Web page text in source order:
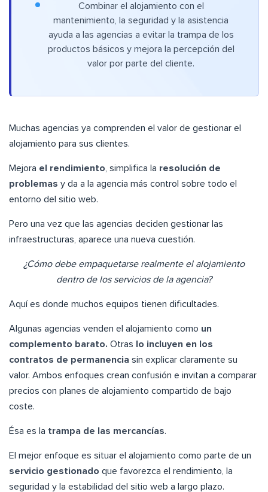
Combinar el alojamiento con el
mantenimiento, la seguridad y la asistencia
ayuda a las agencias a evitar la trampa de los
productos básicos y mejora la percepción del
valor por parte del cliente.
Muchas agencias ya comprenden el valor de gestionar el
alojamiento para sus clientes.
Mejora el rendimiento , simplifica la resolución de
problemas y da a la agencia más control sobre todo el
entorno del sitio web.
Pero una vez que las agencias deciden gestionar las
infraestructuras, aparece una nueva cuestión.
¿Cómo debe empaquetarse realmente el alojamiento
dentro de los servicios de la agencia?
Aquí es donde muchos equipos tienen dificultades.
Algunas agencias venden el alojamiento como un
complemento barato. Otras lo incluyen en los
contratos de permanencia sin explicar claramente su
valor. Ambos enfoques crean confusión e invitan a comparar
precios con planes de alojamiento compartido de bajo
coste.
Ésa es la trampa de las mercancías.
El mejor enfoque es situar el alojamiento como parte de un
servicio gestionado que favorezca el rendimiento, la
seguridad y la estabilidad del sitio web a largo plazo.